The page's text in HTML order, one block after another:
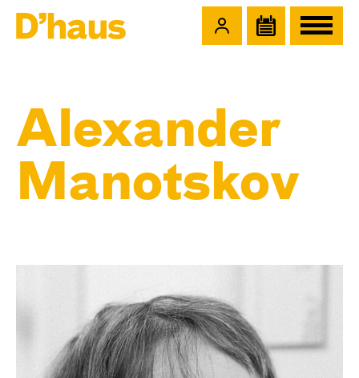
Alexander
Manotskov